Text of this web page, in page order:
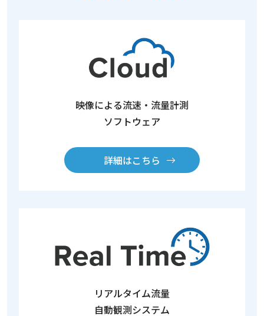
映像による流速・流量計測
ソフトウェア
詳細はこちら
リアルタイム流量
自動観測システム